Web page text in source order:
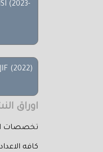
(2023-
(2022)
اوراق
تخصصات
كافه